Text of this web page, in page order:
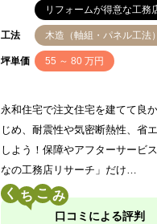
リフォームが得意な工務
工法 木造（軸組・パネル工法）
坪単価 55 ～ 80 万円
永和住宅で注文住宅を建てて良
じめ、耐震性や気密断熱性、省
しよう！保障やアフターサービ
なの工務店リサーチ」だけ…
く こ
口コミによる評判